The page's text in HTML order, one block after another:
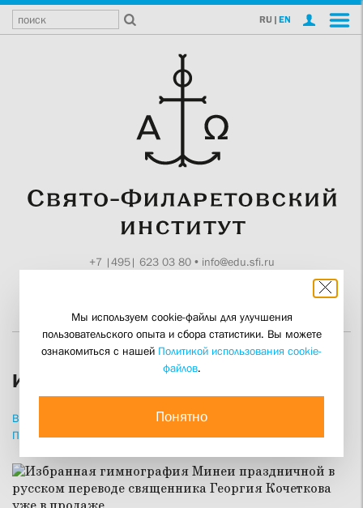
RU | EN
+7 |495| 623 03 80• info@edu.sfi.ru
Издания
ВСЕ
ИНТЕРВЬЮ
ПРИВЕТСТВИЯ
ПРОПОВЕДИ ИЗДАНИЯ
Мы используем cookie-файлы для улучшения
пользовательского опыта и сбора статистики. Вы можете
ознакомиться с нашей Политикой использования cookie-
файлов.
Понятно